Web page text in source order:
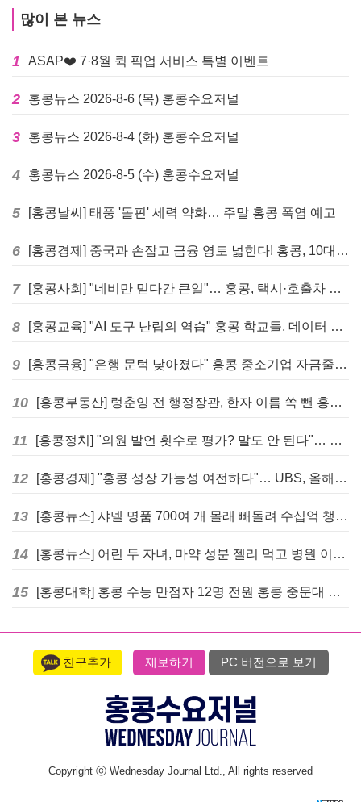
많이 본 뉴스
1 ASAP❤️ 7·8월 퀵 픽업 서비스 특별 이벤트
2 홍콩뉴스 2026-8-6 (목) 홍콩수요저널
3 홍콩뉴스 2026-8-4 (화) 홍콩수요저널
4 홍콩뉴스 2026-8-5 (수) 홍콩수요저널
5 [홍콩날씨] 태풍 '돌핀' 세력 약화… 주말 홍콩 폭염 예고
6 [홍콩경제] 중국과 손잡고 금융 영토 넓힌다! 홍콩, 10대 신규 정책 발표
7 [홍콩사회] "네비만 믿다간 큰일"… 홍콩, 택시·호출차 통합 시험 도입하며 규제 본격화
8 [홍콩교육] "AI 도구 난립의 역습" 홍콩 학교들, 데이터 고립에 교육 효과 평가 비상
9 [홍콩금융] "은행 문턱 낮아졌다" 홍콩 중소기업 자금줄 숨통 트이나… HKMA "2분기 신용 조건 안정적"
10 [홍콩부동산] 렁춘잉 전 행정장관, 한자 이름 쏙 뺀 홍콩 고급 아파트 단지들에 쓴소리
11 [홍콩정치] "의원 발언 횟수로 평가? 말도 안 된다"… 홍콩 입법회 의장의 일침
12 [홍콩경제] "홍콩 성장 가능성 여전하다"… UBS, 올해 홍콩 GDP 성장률 전망치 4.5%로 대폭 상향
13 [홍콩뉴스] 샤넬 명품 700여 개 몰래 빼돌려 수십억 챙긴 직원 4년~7년형 선고
14 [홍콩뉴스] 어린 두 자녀, 마약 성분 젤리 먹고 병원 이송… 어머니와 친척 체포
15 [홍콩대학] 홍콩 수능 만점자 12명 전원 홍콩 중문대 의대 진학
친구추가 제보하기 PC 버전으로 보기
Copyright ⓒ Wednesday Journal Ltd., All rights reserved